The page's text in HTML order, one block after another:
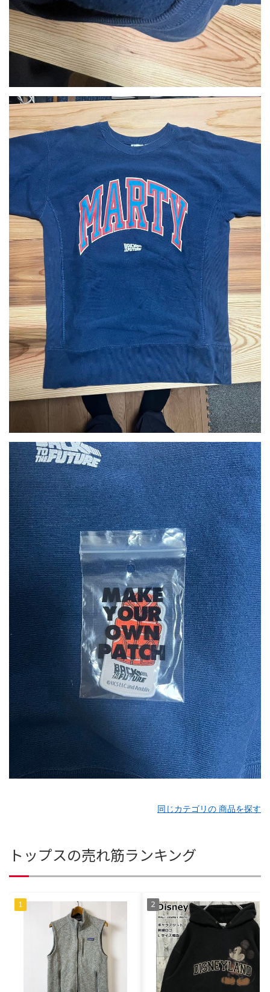
同じカテゴリの 商品を探す
トップスの売れ筋ランキング